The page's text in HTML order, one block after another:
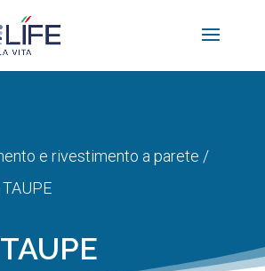
e rivestimento a parete /